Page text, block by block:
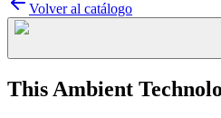
Volver al catálogo
This Ambient